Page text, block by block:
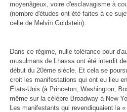
moyenâgeux, voire d'esclavagisme à
(nombre d'études ont été faites à ce
celle de Melvin Goldstein).
Dans ce régime, nulle tolérance pour
musulmans de Lhassa ont été interdit
début du 20ème siècle. Et cela se
croit les manifestations qui ont eu lieu
États-Unis (à Princeton, Washington,
même sur la célèbre Broadway à New
Les manifestants qui revendiquaient la